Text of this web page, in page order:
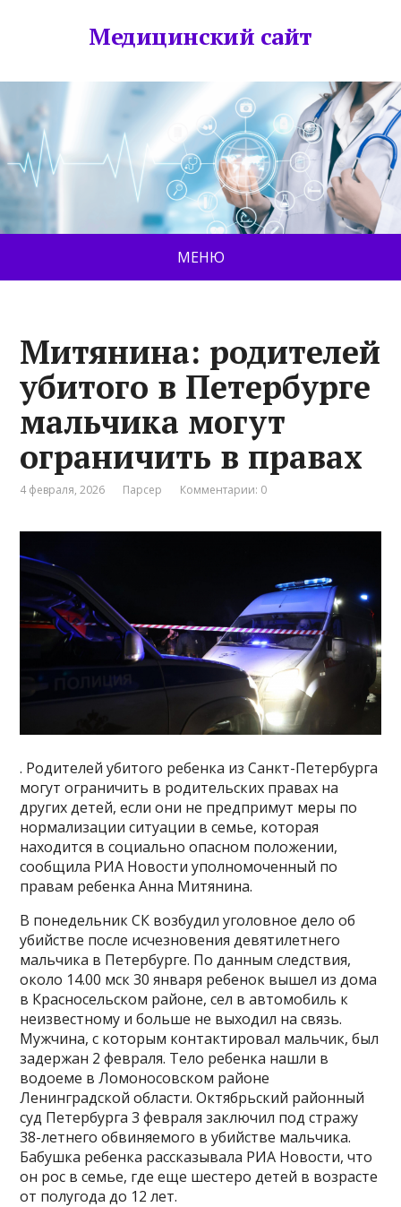
Медицинский сайт
МЕНЮ
Митянина: родителей
убитого в Петербурге
мальчика могут
ограничить в правах
4 февраля, 2026 Парсер Комментарии: 0
. Родителей убитого ребенка из Санкт-Петербурга
могут ограничить в родительских правах на
других детей, если они не предпримут меры по
нормализации ситуации в семье, которая
находится в социально опасном положении,
сообщила РИА Новости уполномоченный по
правам ребенка Анна Митянина.
В понедельник СК возбудил уголовное дело об
убийстве после исчезновения девятилетнего
мальчика в Петербурге. По данным следствия,
около 14.00 мск 30 января ребенок вышел из дома
в Красносельском районе, сел в автомобиль к
неизвестному и больше не выходил на связь.
Мужчина, с которым контактировал мальчик, был
задержан 2 февраля. Тело ребенка нашли в
водоеме в Ломоносовском районе
Ленинградской области. Октябрьский районный
суд Петербурга 3 февраля заключил под стражу
38-летнего обвиняемого в убийстве мальчика.
Бабушка ребенка рассказывала РИА Новости, что
он рос в семье, где еще шестеро детей в возрасте
от полугода до 12 лет.